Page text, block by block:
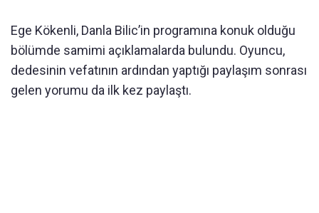
Ege Kökenli, Danla Bilic’in programına konuk olduğu
bölümde samimi açıklamalarda bulundu. Oyuncu,
dedesinin vefatının ardından yaptığı paylaşım sonrası
gelen yorumu da ilk kez paylaştı.